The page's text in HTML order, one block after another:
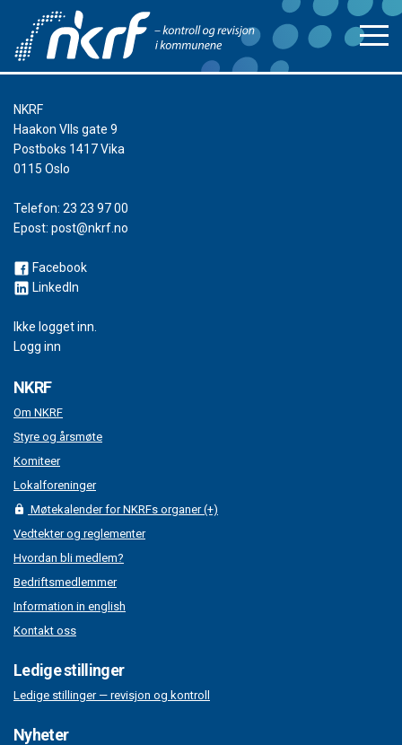
NKRF
Haakon VIIs gate 9
Postboks 1417 Vika
0115 Oslo
Telefon: 23 23 97 00
Epost: post@nkrf.no
Facebook
LinkedIn
Ikke logget inn.
Logg inn
NKRF
Om NKRF
Styre og årsmøte
Komiteer
Lokalforeninger
Møtekalender for NKRFs organer (+)
Vedtekter og reglementer
Hvordan bli medlem?
Bedriftsmedlemmer
Information in english
Kontakt oss
Ledige stillinger
Ledige stillinger — revisjon og kontroll
Nyheter